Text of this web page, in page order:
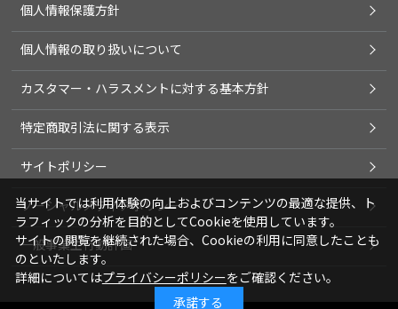
個人情報保護方針
個人情報の取り扱いについて
カスタマー・ハラスメントに対する基本方針
特定商取引法に関する表示
サイトポリシー
ソーシャルメディアポリシー
一般事業主行動計画
当サイトでは利用体験の向上およびコンテンツの最適な提供、ト
ラフィックの分析を目的としてCookieを使用しています。
サイトの閲覧を継続された場合、Cookieの利用に同意したことも
のといたします。
詳細についてはプライバシーポリシーをご確認ください。
承諾する